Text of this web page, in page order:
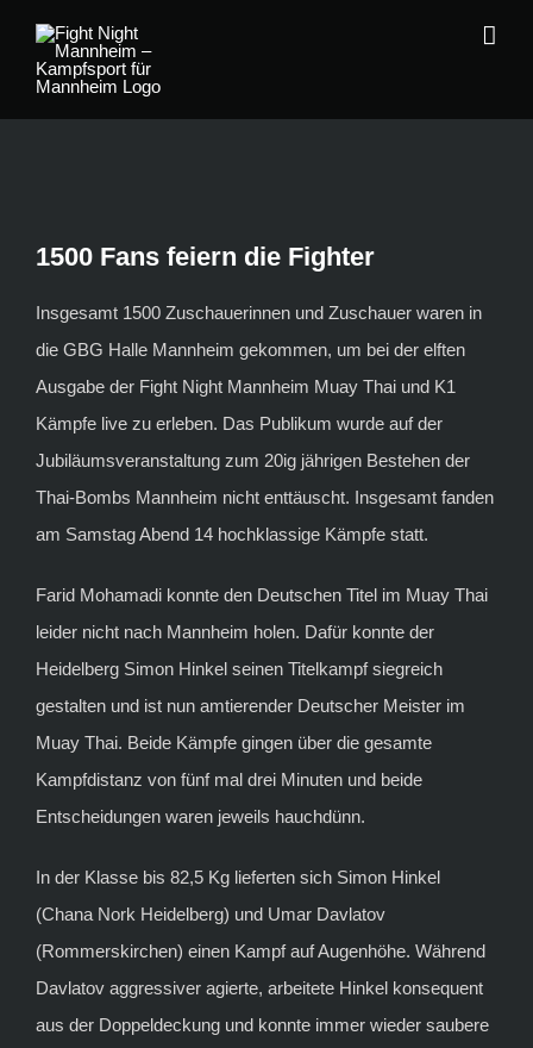
springen
1500 Fans feiern die Fighter
Insgesamt 1500 Zuschauerinnen und Zuschauer waren in
die GBG Halle Mannheim gekommen, um bei der elften
Ausgabe der Fight Night Mannheim Muay Thai und K1
Kämpfe live zu erleben. Das Publikum wurde auf der
Jubiläumsveranstaltung zum 20ig jährigen Bestehen der
Thai-Bombs Mannheim nicht enttäuscht. Insgesamt fanden
am Samstag Abend 14 hochklassige Kämpfe statt.
Farid Mohamadi konnte den Deutschen Titel im Muay Thai
leider nicht nach Mannheim holen. Dafür konnte der
Heidelberg Simon Hinkel seinen Titelkampf siegreich
gestalten und ist nun amtierender Deutscher Meister im
Muay Thai. Beide Kämpfe gingen über die gesamte
Kampfdistanz von fünf mal drei Minuten und beide
Entscheidungen waren jeweils hauchdünn.
In der Klasse bis 82,5 Kg lieferten sich Simon Hinkel
(Chana Nork Heidelberg) und Umar Davlatov
(Rommerskirchen) einen Kampf auf Augenhöhe. Während
Davlatov aggressiver agierte, arbeitete Hinkel konsequent
aus der Doppeldeckung und konnte immer wieder saubere